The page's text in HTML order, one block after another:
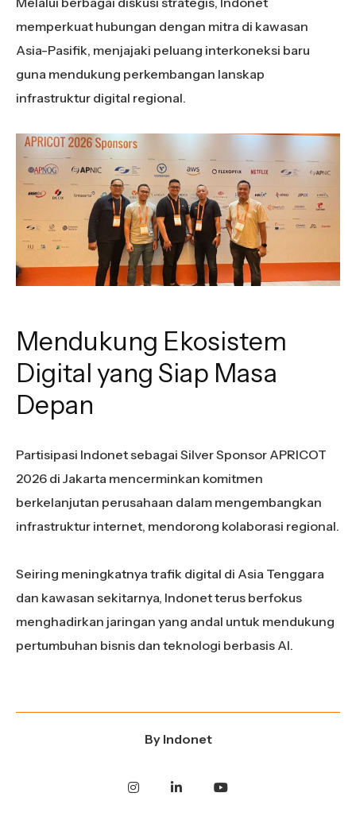
memperkuat hubungan dengan mitra di kawasan
Asia-Pasifik, menjajaki peluang interkoneksi baru
guna mendukung perkembangan lanskap
infrastruktur digital regional.
Mendukung Ekosistem
Digital yang Siap Masa
Depan
Partisipasi Indonet sebagai Silver Sponsor APRICOT
2026 di Jakarta mencerminkan komitmen
berkelanjutan perusahaan dalam mengembangkan
infrastruktur internet, mendorong kolaborasi regional.
Seiring meningkatnya trafik digital di Asia Tenggara
dan kawasan sekitarnya, Indonet terus berfokus
menghadirkan jaringan yang andal untuk mendukung
pertumbuhan bisnis dan teknologi berbasis AI.
By Indonet